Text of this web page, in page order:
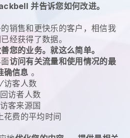
并告诉您如何改进。
销售和更快乐的客户，相信我
经获得了数据。
您的业务。就这么简单。
访问有关流量和使用情况的最
确信息 。
访客人数
访者人数
客来源国
花费的平均时间